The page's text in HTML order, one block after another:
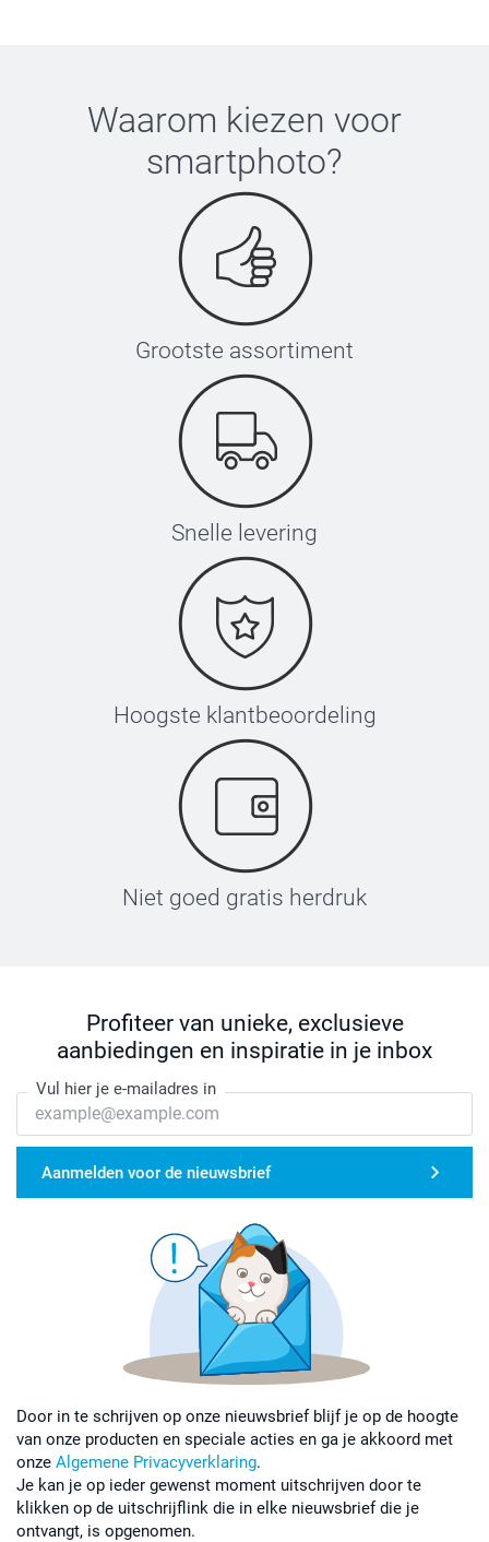
Waarom kiezen voor
smartphoto?
Grootste assortiment
Snelle levering
Hoogste klantbeoordeling
Niet goed gratis herdruk
Profiteer van unieke, exclusieve
aanbiedingen en inspiratie in je inbox
Vul hier je e-mailadres in
Aanmelden voor de nieuwsbrief
Door in te schrijven op onze nieuwsbrief blijf je op de hoogte
van onze producten en speciale acties en ga je akkoord met
onze Algemene Privacyverklaring.
Je kan je op ieder gewenst moment uitschrijven door te
klikken op de uitschrijflink die in elke nieuwsbrief die je
ontvangt, is opgenomen.